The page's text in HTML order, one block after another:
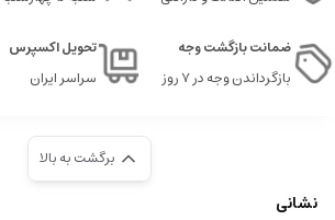
ضمانت بازگشت وجه
بازگرداندن وجه در ۷ روز
تحویل اکسپرس
سراسر ایران
برگشت به بالا
نشانی